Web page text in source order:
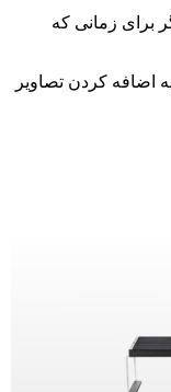
برای زمانی که
اضافه کردن تصاویر